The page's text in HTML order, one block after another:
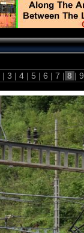
| 3 | 4 | 5 | 6 | 7 | 8 |